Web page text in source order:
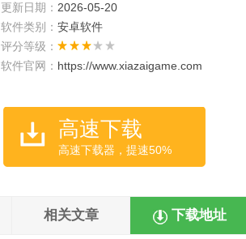
更新日期： 2026-05-20
软件类别： 安卓软件
评分等级：
软件官网： https://www.xiazaigame.com
高速下载
高速下载器，提速50%
相关文章 下载地址